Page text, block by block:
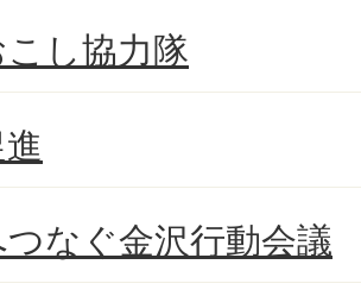
し協力隊
なぐ金沢行動会議